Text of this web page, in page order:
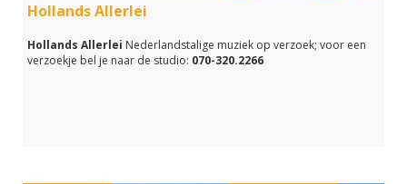
Hollands Allerlei
Hollands Allerlei Nederlandstalige muziek op verzoek; voor een
verzoekje bel je naar de studio: 070-320.2266